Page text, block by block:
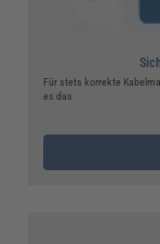
Für stets korrekte
es das